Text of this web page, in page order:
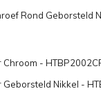
Afbeelding vergroten
Rond Geborsteld
-
Nikkel -